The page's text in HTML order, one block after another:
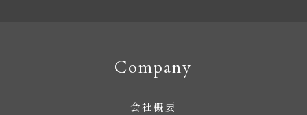
Company
会社概要